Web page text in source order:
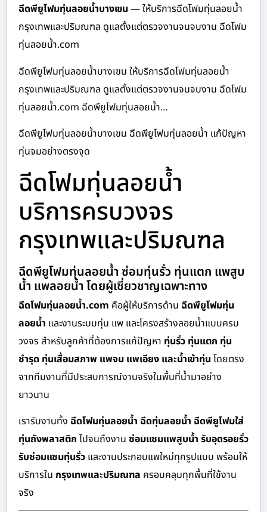
ฉีดพียูโฟมทุ่นลอยน้ำบางเขน — ให้บริการฉีดโฟมทุ่นลอยน้ำ
กรุงเทพและปริมณฑล ดูแลตั้งแต่ตรวจงานจนจบงาน ฉีดโฟม
ทุ่นลอยน้ำ.com
ฉีดพียูโฟมทุ่นลอยน้ำบางเขน ให้บริการฉีดโฟมทุ่นลอยน้ำ
กรุงเทพและปริมณฑล ดูแลตั้งแต่ตรวจงานจนจบงาน ฉีดโฟม
ทุ่นลอยน้ำ.com ฉีดพียูโฟมทุ่นลอยน้ำ…
ฉีดพียูโฟมทุ่นลอยน้ำบางเขน ฉีดพียูโฟมทุ่นลอยน้ำ แก้ปัญหา
ทุ่นจมอย่างตรงจุด
ฉีดโฟมทุ่นลอยน้ำ
บริการครบวงจร
กรุงเทพและปริมณฑล
ฉีดพียูโฟมทุ่นลอยน้ำ ซ่อมทุ่นรั่ว ทุ่นแตก แพสูบ
น้ำ แพลอยน้ำ โดยผู้เชี่ยวชาญเฉพาะทาง
ฉีดโฟมทุ่นลอยน้ำ.com คือผู้ให้บริการด้าน ฉีดพียูโฟมทุ่น
ลอยน้ำ และงานระบบทุ่น แพ และโครงสร้างลอยน้ำแบบครบ
วงจร สำหรับลูกค้าที่ต้องการแก้ปัญหา ทุ่นรั่ว ทุ่นแตก ทุ่น
ชำรุด ทุ่นเสื่อมสภาพ แพจม แพเอียง และน้ำเข้าทุ่น โดยตรง
จากทีมงานที่มีประสบการณ์งานจริงในพื้นที่น้ำมาอย่าง
ยาวนาน
เรารับงานทั้ง ฉีดโฟมทุ่นลอยน้ำ ฉีดทุ่นลอยน้ำ ฉีดพียูโฟมใส่
ทุ่นถังพลาสติก ไปจนถึงงาน ซ่อมแซมแพสูบน้ำ รับอุดรอยรั่ว
รับซ่อมแซมทุ่นรั่ว และงานประกอบแพใหม่ทุกรูปแบบ พร้อมให้
บริการใน กรุงเทพและปริมณฑล ครอบคลุมทุกพื้นที่ใช้งาน
จริง